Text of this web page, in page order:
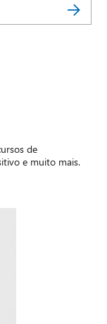
de
e muito mais.